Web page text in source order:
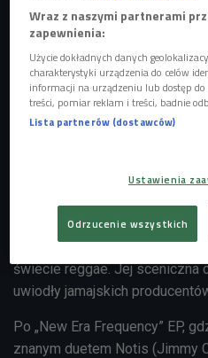
Foto: mat. pras./ Bartek Muracki
Australijka Nattali Rize jest
udało się zdobyć sławę w
świecie reggae. Jej sceniczna
uwiodły jamajskich
Po „New Era Frequency” EP,
znanym duetem Notis (Jimmy
Wraz z naszymi partnerami
zapewnienia:
Użycie dokładnych danych
charakterystyki urządzenia do celów
informacji na urządzeniu lub dostęp
treści, pomiar reklam i treści, badnie
Lista partnerów (dostawców)
Ustawienia
Odrzucenie wszystkich